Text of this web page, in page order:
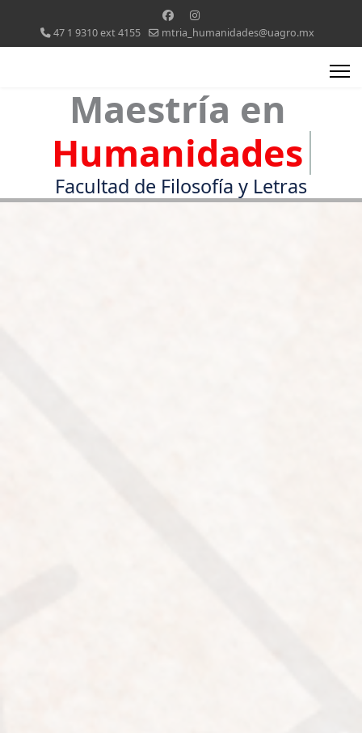
47 1 9310 ext 4155 mtria_humanidades@uagro.mx
Maestría en
Humanidades
Facultad de Filosofía y Letras